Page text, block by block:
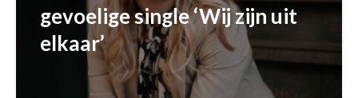
gevoelige single ‘Wij zijn uit
elkaar’